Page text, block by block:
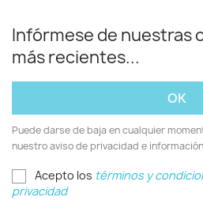
Infórmese de nuestras
más recientes...
Puede darse de baja en cualquier
nuestro aviso de privacidad e
Acepto los términos y
privacidad